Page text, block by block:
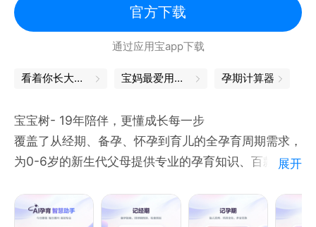
以“科学”、“品质”、“安全”为品牌理念，为孕妈及0-6
岁婴幼儿提供纸尿裤、纸品、喂养用品、童装、玩具、
零食辅食等多品类产品。育儿专家团的专业把关和头部
供应链的品质保证，让每一位宝宝和家长都能享受到高
在使用过程中遇到任何问题，欢迎反馈给我们：
-在线反馈：打开亲宝宝，点击“我的”-“意见反馈”
-微博：@亲宝宝APP官方
-官网：www.qinbaobao.com
官方下载
通过应用宝app下载
看着你长大，辛苦也是一种幸福 宝妈最爱用的app，都在这里 孕期计算器
宝宝树- 19年陪伴，更懂成长每一步
覆盖了从经期、备孕、怀孕到育儿的全孕育周期需求，
为0-6岁的新生代父母提供专业的孕育知识、百款实用
松、更科学。
展开